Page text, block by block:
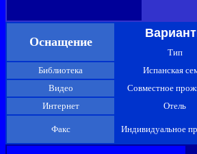
Оснащение
Тип
Библиотека
Испанская
Видео
Совместное
Интернет
Отель
Факс Индивидуальное